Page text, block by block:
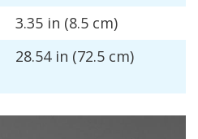
3.35 in (8.5 cm)
28.54 in (72.5 cm)